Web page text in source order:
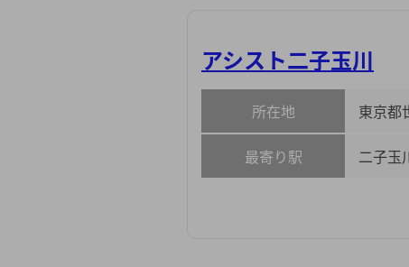
アシスト二子玉川
所在地 東京都
最寄り駅 二子玉